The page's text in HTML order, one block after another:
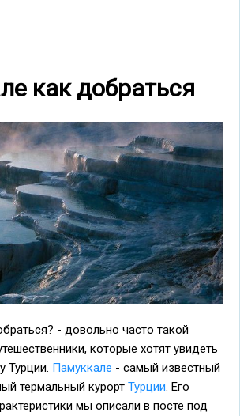
как добраться
- довольно часто такой
которые хотят увидеть
Турции. Памуккале - самый известный
термальный курорт Турции. Его
мы описали в посте под